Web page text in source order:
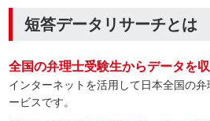
短答データリサーチとは
全国の弁理士受験生からデータを
インターネットを活用して日本全国の
ービスです。